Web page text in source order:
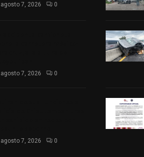
agosto 7, 2026 0
agosto 7, 2026 0
agosto 7, 2026 0